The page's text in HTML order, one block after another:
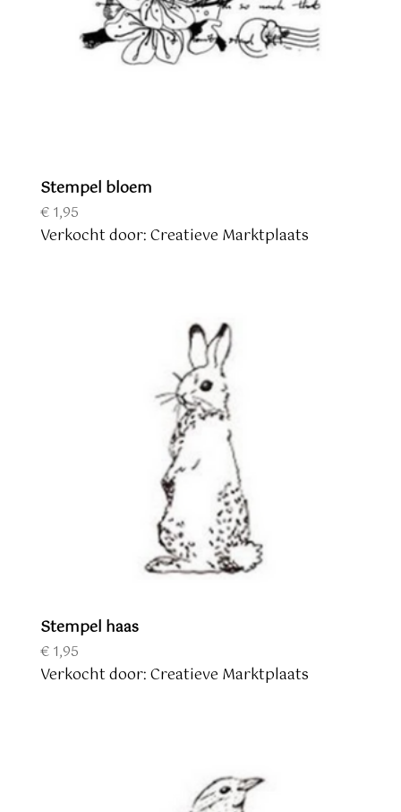
Stempel bloem
€1,95
Verkocht door: Creatieve Marktplaats
Stempel haas
€1,95
Verkocht door: Creatieve Marktplaats